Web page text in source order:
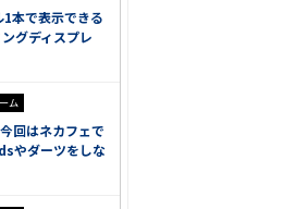
本で表示できる
グディスプレ
ム
回はネカフェで
やダーツをしな